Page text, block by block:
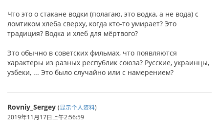
Что это о стакане водки (полагаю, это водка, а не вода) с
ломтиком хлеба сверху, когда кто-то умирает? Это
традиция? Водка и хлеб для мёртвого?
Это обычно в советских фильмах, что появляются
характеры из разных республик союза? Русские, украинцы,
узбеки, ... Это было случайно или с намерением?
Rovniy_Sergey (显示个人资料)
2019年11月17日上午2:56:59